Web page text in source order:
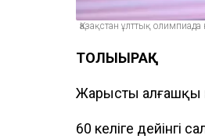
Қазақстан ұлттық олимпиада
ТОЛЫҒЫРАҚ
Жарыстың алғашқы
60 келіге дейінгі